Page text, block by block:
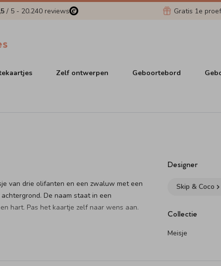
/ 5 - 20.240 reviews Gratis 1e
Zelf ontwerpen Geboortebord
van drie olifanten en een zwaluw met een
De naam staat in een
hart. Pas het kaartje zelf naar wens aan.
met écht folie. Bekijk
Designer
Skip & Coco
Collectie
Meisje